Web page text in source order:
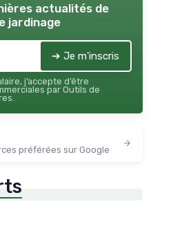
actualités de
jardinage
➔ Je m'inscris
j’accepte d’être
par Outils de
préférées sur Google